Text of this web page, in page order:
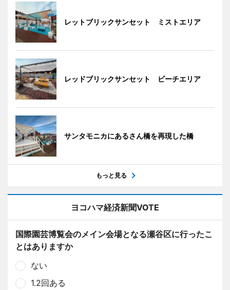
レットブリックサンセット ミストエリア
レッドブリックサンセット ビーチエリア
サンタモニカにあるさん橋を再現した橋
もっと見る
ヨコハマ経済新聞VOTE
国際園芸博覧会のメイン会場となる瀬谷区に行ったこ
とはありますか
ない
1.2回ある